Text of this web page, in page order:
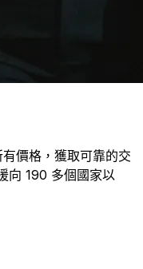
價格，獲取可靠的交
向 190 多個國家以